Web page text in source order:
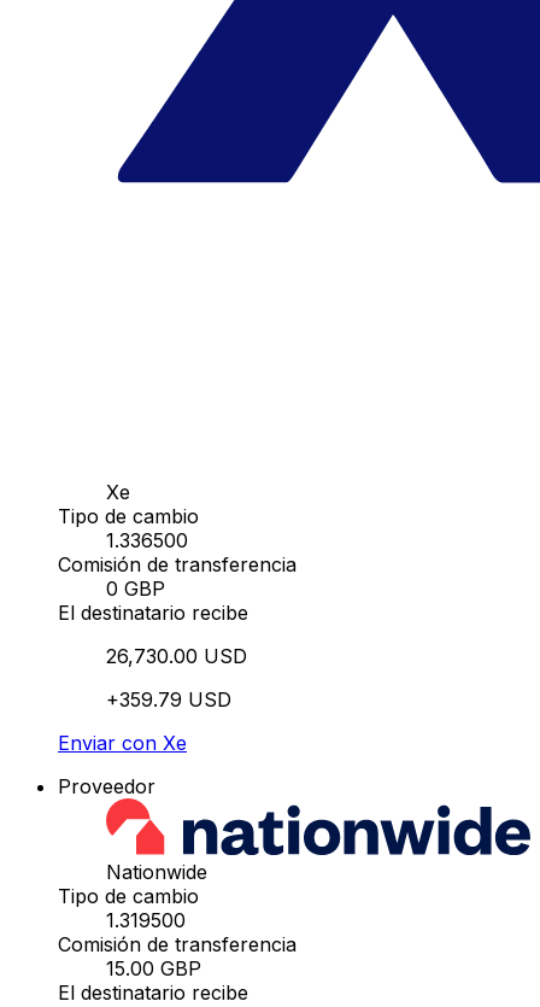
Xe
Tipo de cambio
1.336500
Comisión de transferencia
0 GBP
El destinatario recibe
26,730.00 USD
+359.79 USD
Enviar con Xe
Proveedor
Nationwide
Tipo de cambio
1.319500
Comisión de transferencia
15.00 GBP
El destinatario recibe